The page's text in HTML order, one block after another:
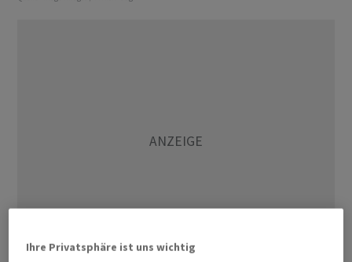
Ihre Privatsphäre ist uns wichtig